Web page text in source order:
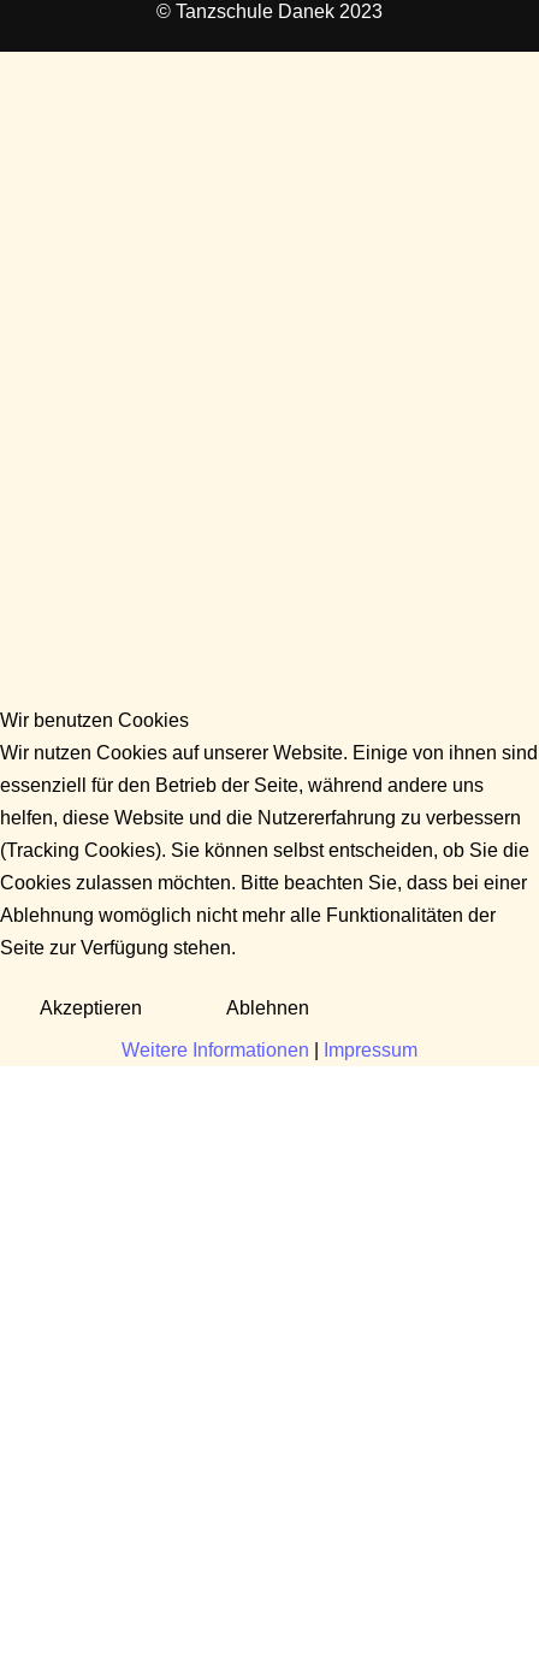
© Tanzschule Danek 2023
Wir benutzen Cookies
Wir nutzen Cookies auf unserer Website. Einige von ihnen sind
essenziell für den Betrieb der Seite, während andere uns
helfen, diese Website und die Nutzererfahrung zu verbessern
(Tracking Cookies). Sie können selbst entscheiden, ob Sie die
Cookies zulassen möchten. Bitte beachten Sie, dass bei einer
Ablehnung womöglich nicht mehr alle Funktionalitäten der
Seite zur Verfügung stehen.
Akzeptieren Ablehnen
Weitere Informationen Impressum